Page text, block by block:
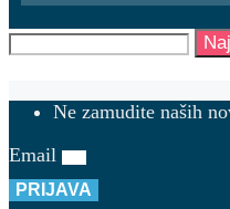
Ne zamudite naših
Email
PRIJAVA